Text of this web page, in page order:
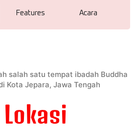
Features Acara
salah satu tempat ibadah Buddha
Kota Jepara, Jawa Tengah